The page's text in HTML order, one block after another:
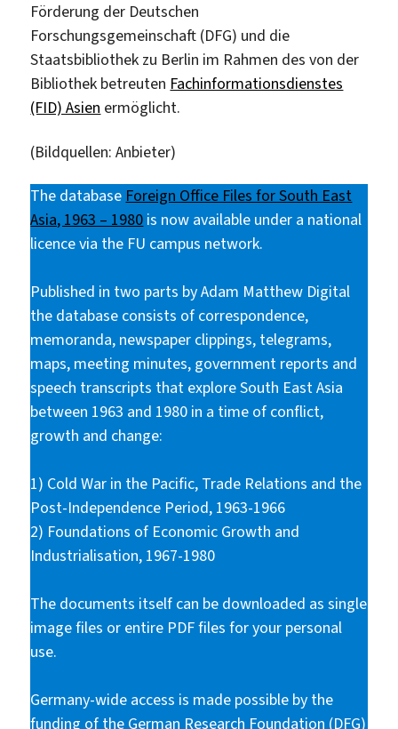
Förderung der Deutschen
Forschungsgemeinschaft (DFG) und die
Staatsbibliothek zu Berlin im Rahmen des von der
Bibliothek betreuten Fachinformationsdienstes
(FID) Asien ermöglicht.
(Bildquellen: Anbieter)
The database Foreign Office Files for South East
Asia, 1963 – 1980 is now available under a national
licence via the FU campus network.
Published in two parts by Adam Matthew Digital
the database consists of correspondence,
memoranda, newspaper clippings, telegrams,
maps, meeting minutes, government reports and
speech transcripts that explore South East Asia
between 1963 and 1980 in a time of conflict,
growth and change:
1) Cold War in the Pacific, Trade Relations and the
Post-Independence Period, 1963-1966
2) Foundations of Economic Growth and
Industrialisation, 1967-1980
The documents itself can be downloaded as single
image files or entire PDF files for your personal
use.
Germany-wide access is made possible by the
funding of the German Research Foundation (DFG)